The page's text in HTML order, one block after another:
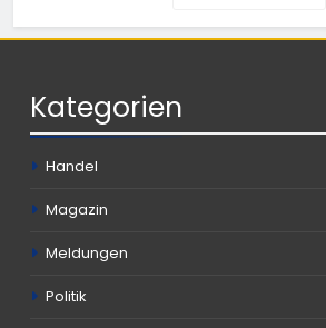
Kategorien
Handel
Magazin
Meldungen
Politik